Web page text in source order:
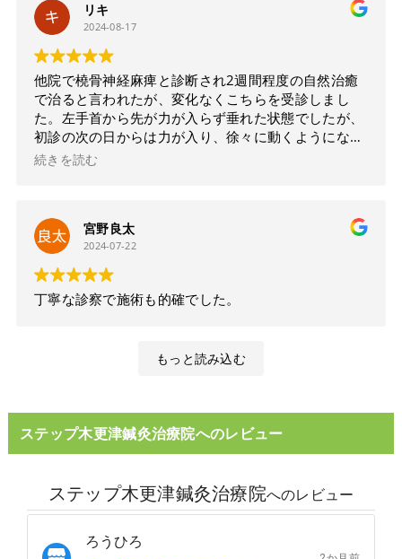
他と比べる要素が私にはありませんが、ここまで効果
があると思いませんでした！終わった後、体の可動域
が広がりバキバキだった体が軽い！快感です！
私生活のアフタフォローや、自宅でのストレッチのア
ドバイスも頂けて文句なしの☆５評価です
またすぐ
行くと思います
リキ
2024-08-17
他院で橈骨神経麻痺と診断され2週間程度の自然治癒
で治ると言われたが、変化なくこちらを受診しまし
た。左手首から先が力が入らず垂れた状態でしたが、
初診の次の日からは力が入り、徐々に動くようになり
ました。
続きを読む
宮野良太
2024-07-22
丁寧な診察で施術も的確でした。
もっと読み込む
ステップ木更津鍼灸治療院へのレビュー